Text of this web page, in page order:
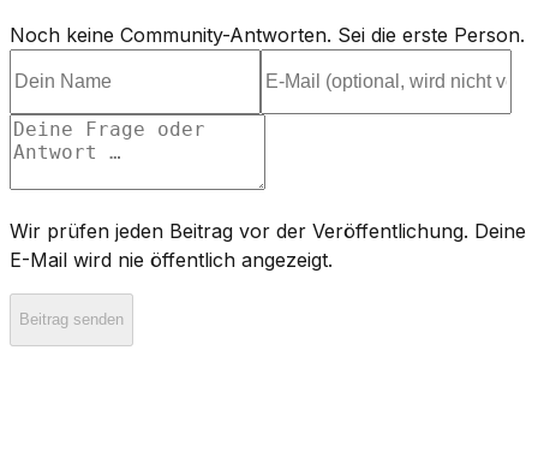
Noch keine Community-Antworten. Sei die erste Person.
Wir prüfen jeden Beitrag vor der Veröffentlichung. Deine
E-Mail wird nie öffentlich angezeigt.
Beitrag senden